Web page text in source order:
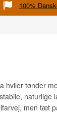
100%
hviler tønder
naturlige
men tæt